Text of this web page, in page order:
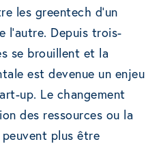
les greentech d’un
l’autre. Depuis trois-
se brouillent et la
est devenue un enjeu
up. Le changement
des ressources ou la
plus être